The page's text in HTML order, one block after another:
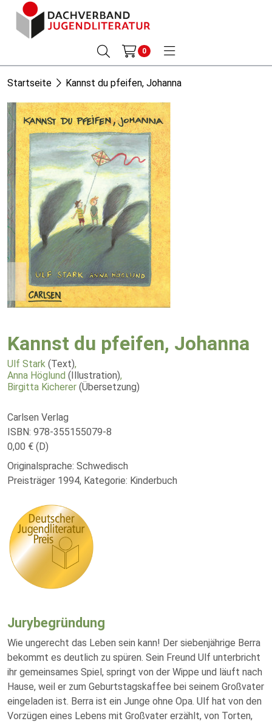
0
Startseite Kannst du pfeifen, Johanna
Kannst du pfeifen, Johanna
Ulf Stark (Text),
Anna Höglund (Illustration),
Birgitta Kicherer (Übersetzung)
Carlsen Verlag
ISBN: 978-355155079-8
0,00 € (D)
Originalsprache: Schwedisch
Preisträger 1994, Kategorie: Kinderbuch
Jurybegründung
Wie ungerecht das Leben sein kann! Der siebenjährige Berra
bekommt es deutlich zu spüren. Sein Freund Ulf unterbricht
ihr gemeinsames Spiel, springt von der Wippe und läuft nach
Hause, weil er zum Geburtstagskaffee bei seinem Großvater
eingeladen ist. Berra ist ein Junge ohne Opa. Ulf hat von den
Vorzügen eines Lebens mit Großvater erzählt, von Torten,